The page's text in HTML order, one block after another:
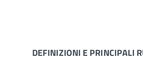
DEFINIZIONI E PRINCIPALI